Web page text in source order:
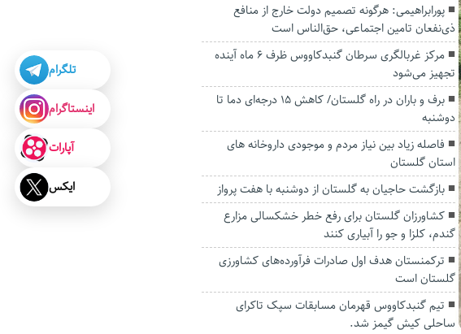
پورابراهیمی: هرگونه تصمیم دولت خارج از منافع
ذی‌نفعان تامین اجتماعی، حق‌الناس است
مرکز غربالگری سرطان گنبدکاووس ظرف ۶ ماه آینده
تجهیز می‌شود
برف و باران در راه گلستان/ کاهش ۱۵ درجه‌ای دما تا
دوشنبه
فاصله زیاد بین نیاز مردم و موجودی داروخانه های
استان گلستان
بازگشت حاجیان به گلستان از دوشنبه با هفت پرواز
کشاورزان گلستان برای رفع خطر خشکسالی مزارع
گندم، کلزا و جو را آبیاری کنند
ترکمنستان هدف اول صادرات فرآورده‌های کشاورزی
گلستان است
تیم گنبدکاووس قهرمان مسابقات سپک تاکرای
ساحلی کیش گیمز شد.
تلگرام
اینستاگرام
آپارات
ایکس